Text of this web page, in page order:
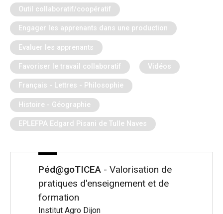
Outil collaboratif/coopératif
Engager les apprenants dans une production
Evaluer les apprenants
Favoriser le travail collaboratif Vidéos
Français - Lettres - Philosophie
Histoire - Géographie
EPLEFPA Edgard Pisani de Tulle Naves
Péd@goTICEA - Valorisation de
pratiques d'enseignement et de
formation
Institut Agro Dijon